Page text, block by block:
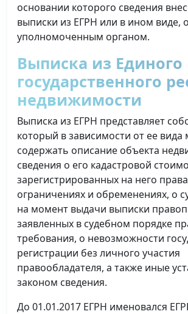
основании которого сведения
выписки из ЕГРН или в ином виде,
уполномоченным органом.
Выписка из Единого
государственного
недвижимости
Выписка из ЕГРН представляет
который в зависимости от ее вида
содержать описание объекта
сведения о его кадастровой
зарегистрированных на него
ограничениях и обременениях, о
на момент выдачи выписки
заявленных в судебном порядке
требования, о невозможности
регистрации без личного участия
правообладателя, а также иные
законом сведения.
До 01.01.2017 ЕГРН именовался